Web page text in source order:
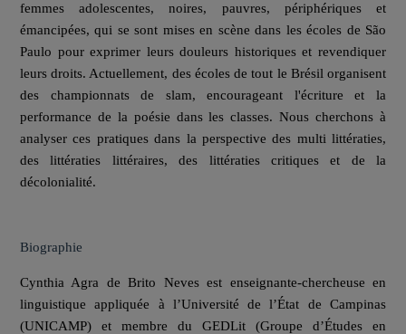
femmes adolescentes, noires, pauvres, périphériques et
émancipées, qui se sont mises en scène dans les écoles de São
Paulo pour exprimer leurs douleurs historiques et revendiquer
leurs droits. Actuellement, des écoles de tout le Brésil organisent
des championnats de slam, encourageant l'écriture et la
performance de la poésie dans les classes. Nous cherchons à
analyser ces pratiques dans la perspective des multi littératies,
des littératies littéraires, des littératies critiques et de la
décolonialité.
Biographie
Cynthia Agra de Brito Neves est enseignante-chercheuse en
linguistique appliquée à l’Université de l’État de Campinas
(UNICAMP) et membre du GEDLit (Groupe d’Études en